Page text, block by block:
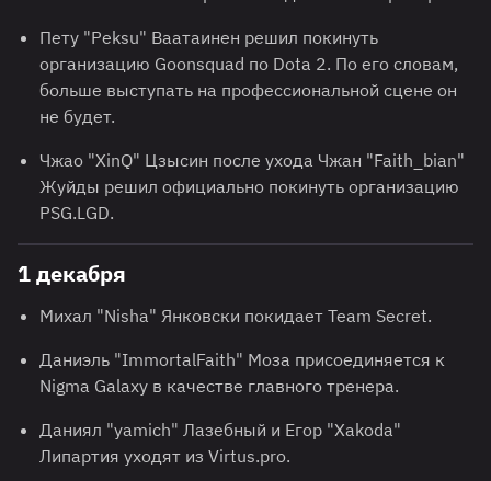
Пету "Peksu" Ваатаинен решил покинуть
организацию Goonsquad по Dota 2. По его словам,
больше выступать на профессиональной сцене он
не будет.
Чжао "XinQ" Цзысин после ухода Чжан "Faith_bian"
Жуйды решил официально покинуть организацию
PSG.LGD.
1 декабря
Михал "Nisha" Янковски покидает Team Secret.
Даниэль "ImmortalFaith" Моза присоединяется к
Nigma Galaxy в качестве главного тренера.
Даниял "yamich" Лазебный и Егор "Xakoda"
Липартия уходят из Virtus.pro.